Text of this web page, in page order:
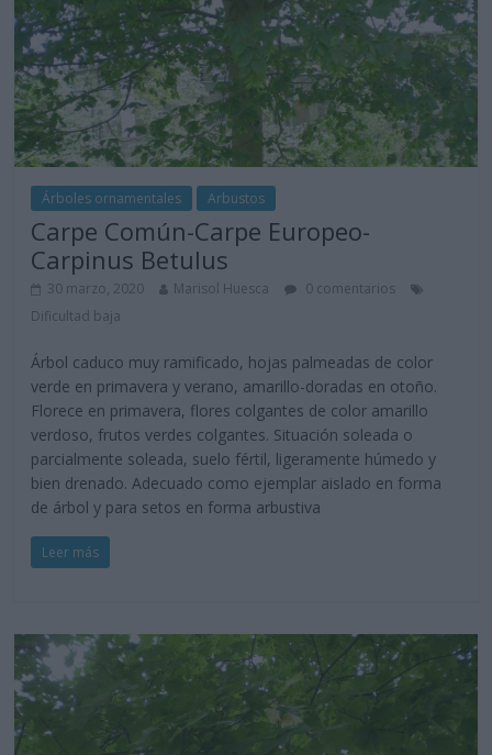
Árboles ornamentales Arbustos
Carpe Común-Carpe Europeo-
Carpinus Betulus
30 marzo, 2020 Marisol Huesca
0 comentarios
Dificultad baja
Árbol caduco muy ramificado, hojas palmeadas de color
verde en primavera y verano, amarillo-doradas en otoño.
Florece en primavera, flores colgantes de color amarillo
verdoso, frutos verdes colgantes. Situación soleada o
parcialmente soleada, suelo fértil, ligeramente húmedo y
bien drenado. Adecuado como ejemplar aislado en forma
de árbol y para setos en forma arbustiva
Leer más